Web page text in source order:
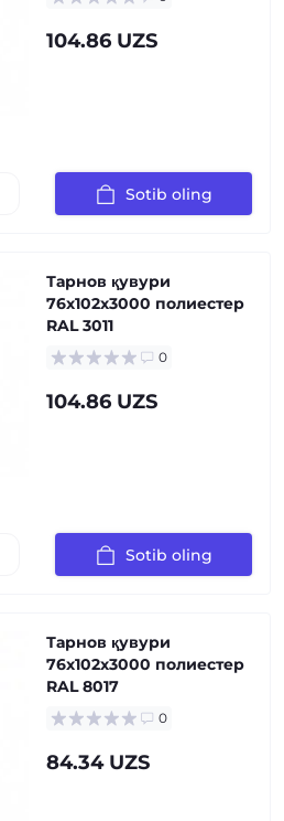
104.86 UZS
Sotib oling
Тарнов қувури
76х102х3000 полиестер
RAL 3011
0
104.86 UZS
Sotib oling
Тарнов қувури
76х102х3000 полиестер
RAL 8017
0
84.34 UZS